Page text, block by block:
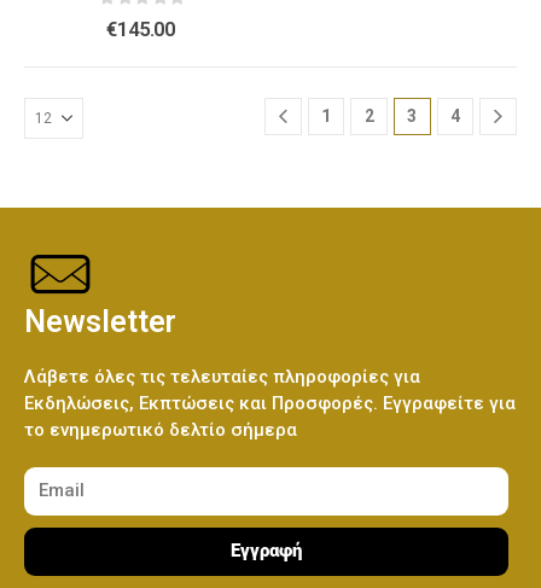
out of 5
€145.00
1 2 3 4
Newsletter
Λάβετε όλες τις τελευταίες πληροφορίες για
Εκδηλώσεις, Εκπτώσεις και Προσφορές. Εγγραφείτε για
το ενημερωτικό δελτίο σήμερα
Εγγραφή